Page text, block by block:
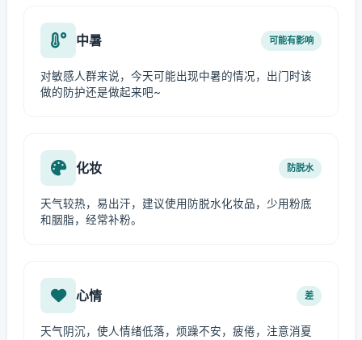
中暑 可能有影响
对敏感人群来说，今天可能出现中暑的情况，出门时该
做的防护还是做起来吧~
化妆 防脱水
天气较热，易出汗，建议使用防脱水化妆品，少用粉底
和胭脂，经常补粉。
心情 差
天气阴沉，使人情绪低落，烦躁不安，疲倦，注意消夏